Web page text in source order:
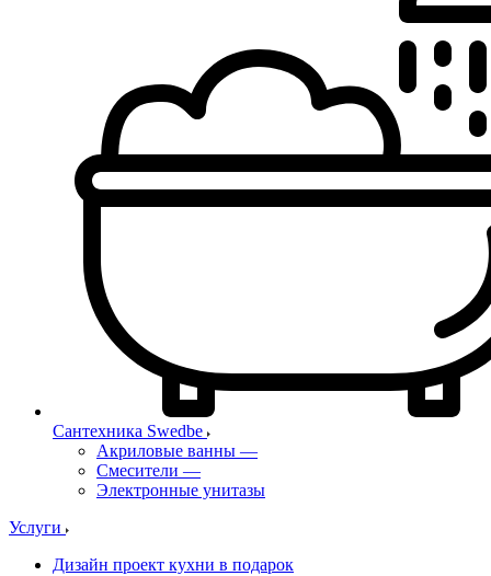
Сантехника Swedbe
Акриловые ванны —
Смесители —
Электронные унитазы
Услуги
Дизайн проект кухни в подарок